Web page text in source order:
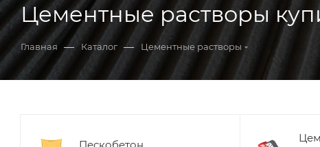
Цементные растворы
Главная — Каталог — Цементные растворы